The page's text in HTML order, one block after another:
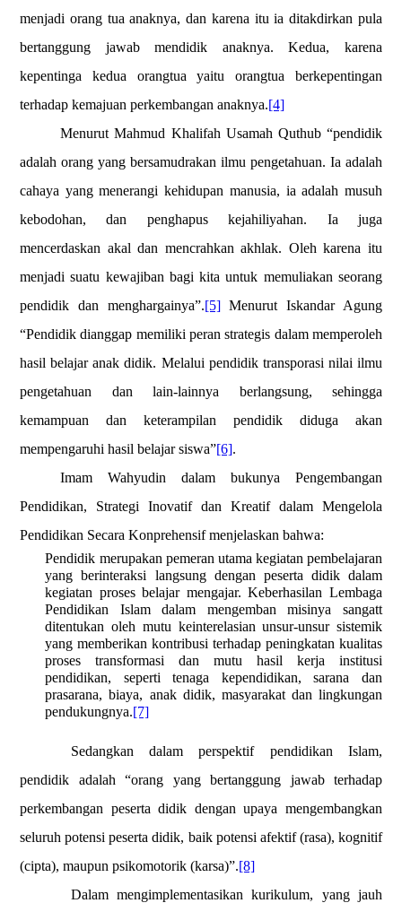
menjadi orang tua anaknya, dan karena itu ia ditakdirkan pula
bertanggung jawab mendidik anaknya. Kedua, karena
kepentinga kedua orangtua yaitu orangtua berkepentingan
terhadap kemajuan perkembangan anaknya.[4]
Menurut Mahmud Khalifah Usamah Quthub “pendidik
adalah orang yang bersamudrakan ilmu pengetahuan. Ia adalah
cahaya yang menerangi kehidupan manusia, ia adalah musuh
kebodohan, dan penghapus kejahiliyahan. Ia juga
mencerdaskan akal dan mencrahkan akhlak. Oleh karena itu
menjadi suatu kewajiban bagi kita untuk memuliakan seorang
pendidik dan menghargainya”.[5]Menurut Iskandar Agung
“Pendidik dianggap memiliki peran strategis dalam memperoleh
hasil belajar anak didik. Melalui pendidik transporasi nilai ilmu
pengetahuan dan lain-lainnya berlangsung, sehingga
kemampuan dan keterampilan pendidik diduga akan
mempengaruhi hasil belajar siswa”[6].
Imam Wahyudin dalam bukunya Pengembangan
Pendidikan, Strategi Inovatif dan Kreatif dalam Mengelola
Pendidikan Secara Konprehensif menjelaskan bahwa:
Pendidik merupakan pemeran utama kegiatan pembelajaran
yang berinteraksi langsung dengan peserta didik dalam
kegiatan proses belajar mengajar. Keberhasilan Lembaga
Pendidikan Islam dalam mengemban misinya sangatt
ditentukan oleh mutu keinterelasian unsur-unsur sistemik
yang memberikan kontribusi terhadap peningkatan kualitas
proses transformasi dan mutu hasil kerja institusi
pendidikan, seperti tenaga kependidikan, sarana dan
prasarana, biaya, anak didik, masyarakat dan lingkungan
pendukungnya.[7]
Sedangkan dalam perspektif pendidikan Islam,
pendidik adalah “orang yang bertanggung jawab terhadap
perkembangan peserta didik dengan upaya mengembangkan
seluruh potensi peserta didik, baik potensi afektif (rasa), kognitif
(cipta), maupun psikomotorik (karsa)”.[8]
Dalam mengimplementasikan kurikulum, yang jauh